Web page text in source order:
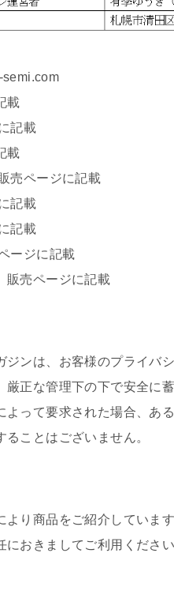
載
記載
載
売ページに記載
記載
記載
ージに記載
売ページに記載
ジンは、お客様のプライバ
厳正な管理下の下で安全に
よって要求された場合、あ
ことはございません。
より商品をご紹介していま
におきましてご利用くださ